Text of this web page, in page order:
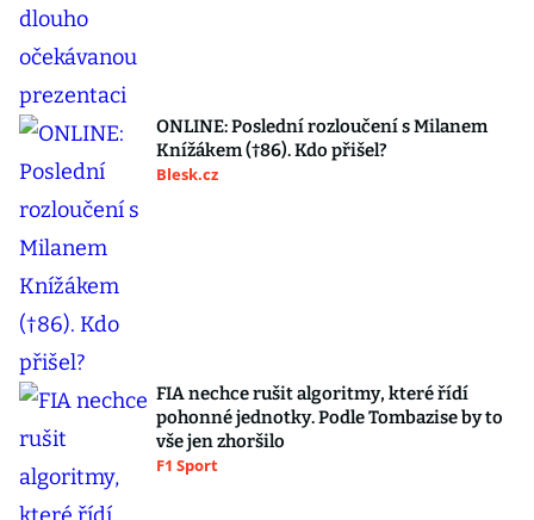
ONLINE: Poslední rozloučení s Milanem
Knížákem (†86). Kdo přišel?
Blesk.cz
FIA nechce rušit algoritmy, které řídí
pohonné jednotky. Podle Tombazise by to
vše jen zhoršilo
F1 Sport